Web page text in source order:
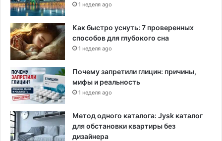
1 неделя ago
Как быстро уснуть: 7 проверенных
способов для глубокого сна
1 неделя ago
Почему запретили глицин: причины,
мифы и реальность
1 неделя ago
Метод одного каталога: Jysk каталог
для обстановки квартиры без
дизайнера